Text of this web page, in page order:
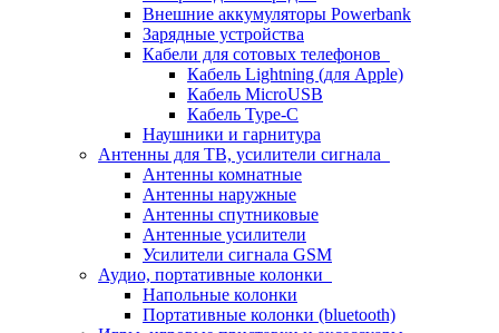
Внешние аккумуляторы Powerbank
Зарядные устройства
Кабели для сотовых телефонов
Кабель Lightning (для Apple)
Кабель MicroUSB
Кабель Type-C
Наушники и гарнитура
Антенны для ТВ, усилители сигнала
Антенны комнатные
Антенны наружные
Антенны спутниковые
Антенные усилители
Усилители сигнала GSM
Аудио, портативные колонки
Напольные колонки
Портативные колонки (bluetooth)